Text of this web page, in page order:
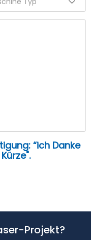
“ich Danke
Projekt?